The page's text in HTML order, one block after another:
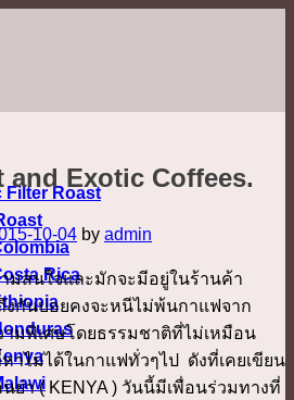
Filter Roast
Rica
Exotic Coffees.
10-04 by admin
มสนใจและมักจะมีอยู่ในร้านค้า
งกันบ่อยคงจะหนีไม่พ้นกาแฟจาก
ามพิเศษโดยธรรมชาติที่ไม่เหมือน
าไม่ได้ในกาแฟทั่วๆไป ดังที่เคยเขียน
ย่า ( KENYA ) วันนี้มีเพื่อนร่วมทางที่